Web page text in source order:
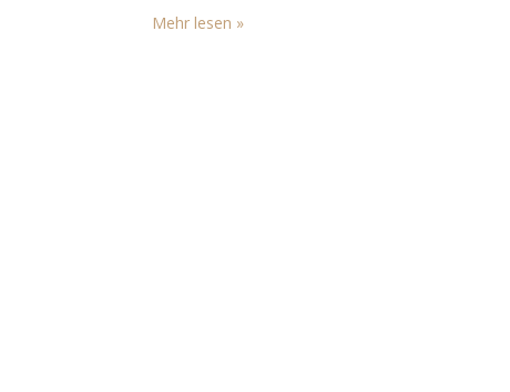
wollen. Die Königspinguine sind die ersten, auf die
man im Zoo trifft. Sie sind wohl eine der Wenigen,
Mehr lesen »